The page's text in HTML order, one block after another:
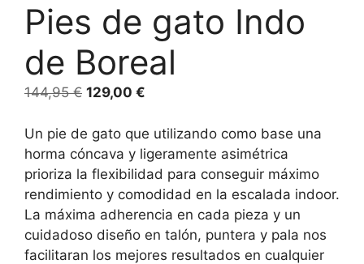
Pies de gato Indo
de Boreal
144,95€ 129,00 €
Un pie de gato que utilizando como base una
horma cóncava y ligeramente asimétrica
prioriza la flexibilidad para conseguir máximo
rendimiento y comodidad en la escalada indoor.
La máxima adherencia en cada pieza y un
cuidadoso diseño en talón, puntera y pala nos
facilitaran los mejores resultados en cualquier